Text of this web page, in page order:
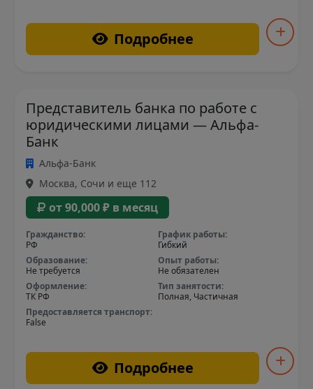
Подробнее
Представитель банка по работе с
юридическими лицами — Альфа-
Банк
Альфа-Банк
Москва, Сочи и еще 112
от 90,000 ₽ в месяц
Гражданство:
РФ
График работы:
Гибкий
Образование:
Не требуется
Опыт работы:
Не обязателен
Оформление:
ТК РФ
Тип занятости:
Полная, Частичная
Предоставляется транспорт:
False
Подробнее